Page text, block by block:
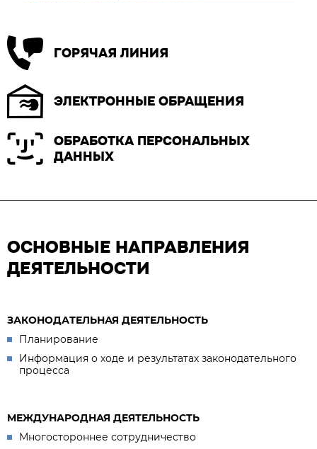
ГОРЯЧАЯ ЛИНИЯ
ЭЛЕКТРОННЫЕ ОБРАЩЕНИЯ
ОБРАБОТКА ПЕРСОНАЛЬНЫХ
ДАННЫХ
ОСНОВНЫЕ НАПРАВЛЕНИЯ
ДЕЯТЕЛЬНОСТИ
ЗАКОНОДАТЕЛЬНАЯ ДЕЯТЕЛЬНОСТЬ
Планирование
Информация о ходе и результатах законодательного
процесса
МЕЖДУНАРОДНАЯ ДЕЯТЕЛЬНОСТЬ
Многостороннее сотрудничество